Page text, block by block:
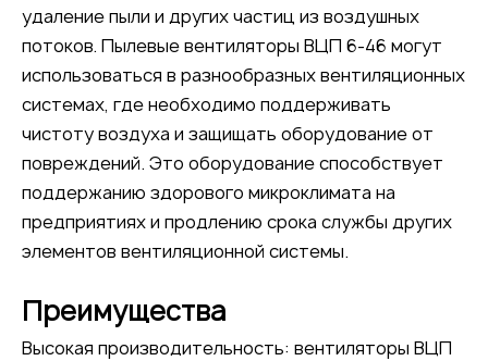
удаление пыли и других частиц из воздушных
потоков. Пылевые вентиляторы ВЦП 6-46 могут
использоваться в разнообразных вентиляционных
системах, где необходимо поддерживать
чистоту воздуха и защищать оборудование от
повреждений. Это оборудование способствует
поддержанию здорового микроклимата на
предприятиях и продлению срока службы других
элементов вентиляционной системы.
Преимущества
Высокая производительность: вентиляторы ВЦП